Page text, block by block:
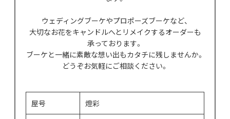
ウェディングブーケやプロポーズブーケなど、
大切なお花をキャンドルへとリメイクするオーダーも
承っております。
ブーケと一緒に素敵な想い出もカタチに残しませんか。
どうぞお気軽にご相談ください。
屋号 燈彩